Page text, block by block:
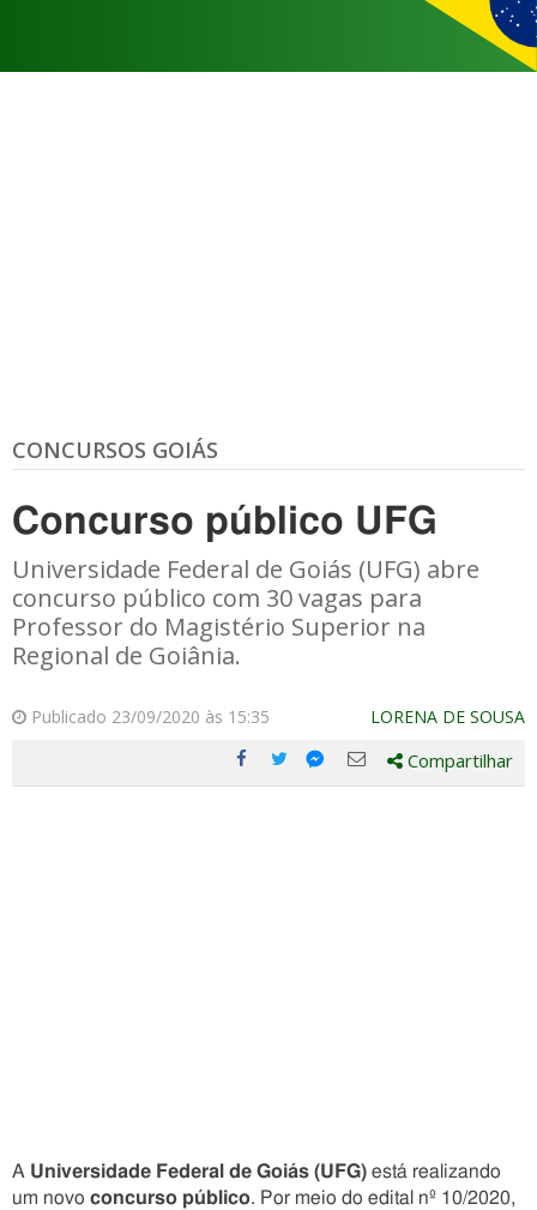
CONCURSOS GOIÁS
Concurso público UFG
Universidade Federal de Goiás (UFG) abre
concurso público com 30 vagas para
Professor do Magistério Superior na
Regional de Goiânia.
Publicado 23/09/2020 às 15:35 LORENA DE SOUSA
Compartilhe
Compartilhe
Compartilhe
Compartilhe
Compartilhar
A Universidade Federal de Goiás (UFG) está realizando
um novo concurso público. Por meio do edital nº 10/2020,